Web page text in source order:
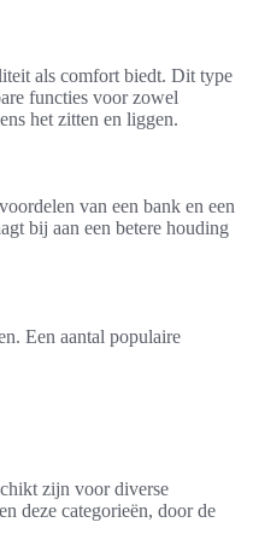
als comfort biedt. Dit type
functies voor zowel
het zitten en liggen.
van een bank en een
bij aan een betere houding
Een aantal populaire
zijn voor diverse
deze categorieën, door de